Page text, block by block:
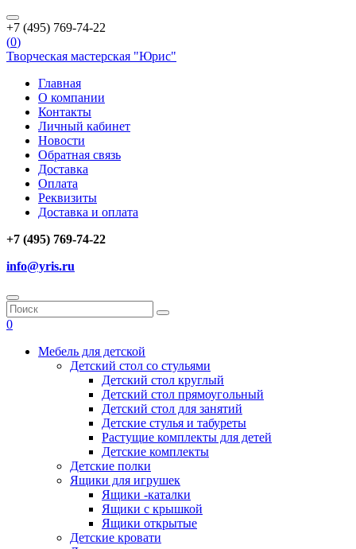
+7 (495) 769-74-22
(0)
Творческая мастерская "Юрис"
Главная
О компании
Контакты
Личный кабинет
Новости
Обратная связь
Доставка
Оплата
Реквизиты
Доставка и оплата
+7 (495) 769-74-22
info@yris.ru
0
Мебель для детской
Детский стол со стульями
Детский стол круглый
Детский стол прямоугольный
Детский стол для занятий
Детские стулья и табуреты
Растущие комплекты для детей
Детские комплекты
Детские полки
Ящики для игрушек
Ящики -каталки
Ящики с крышкой
Ящики открытые
Детские кровати